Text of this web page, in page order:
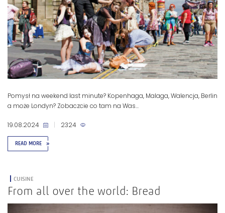
Pomysł na weekend last minute? Kopenhaga, Malaga, Walencja, Berlin
a może Londyn? Zobaczcie co tam na Was...
READ MORE »
19.08.2024 2324
CUISINE
From all over the world: Bread